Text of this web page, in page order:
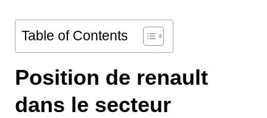
Table of Contents
Position de renault
dans le secteur